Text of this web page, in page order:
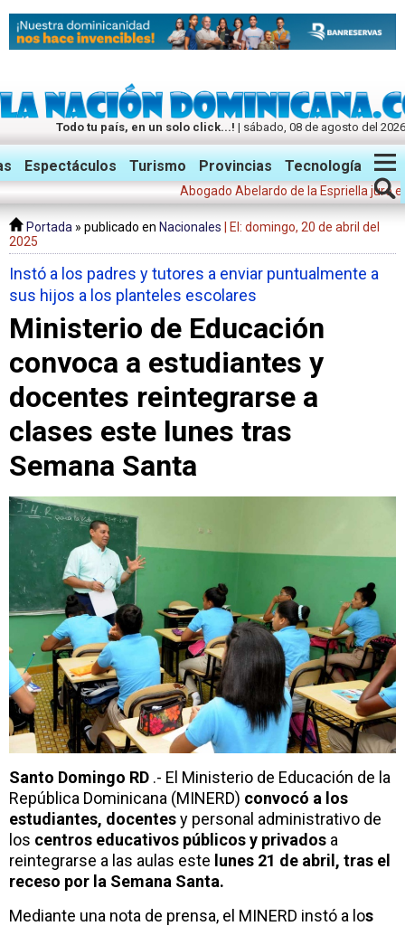
Todo tu país, en un solo click...! | sábado, 08 de agosto del 2026
Twitter Facebook Instagram
Espectáculos Turismo Provincias Tecnología
Abogado Abelardo de la Espriella juró este
Portada » publicado en Nacionales
| El: domingo, 20 de abril del
2025
Instó a los padres y tutores a enviar puntualmente a
sus hijos a los planteles escolares
Ministerio de Educación
convoca a estudiantes y
docentes reintegrarse a
clases este lunes tras
Semana Santa
Santo Domingo RD .- El Ministerio de Educación de la
República Dominicana (MINERD) convocó a los
estudiantes, docentesy personal administrativo de
los centros educativos públicos y privados a
reintegrarse a las aulas este lunes 21 de abril, tras el
receso por la Semana Santa.
Mediante una nota de prensa, el MINERD instó a los